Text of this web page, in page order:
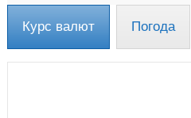
Курс валют Погода